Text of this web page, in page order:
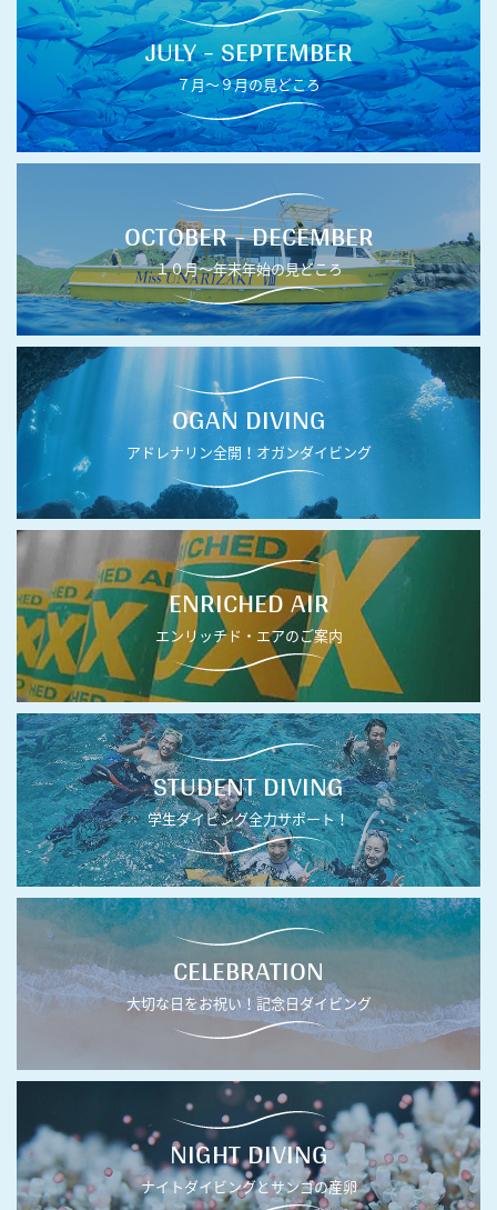
JULY - SEPTEMBER
７月〜９月の見どころ
OCTOBER - DECEMBER
１０月〜年末年始の見どころ
OGAN DIVING
アドレナリン全開！オガンダイビング
ENRICHED AIR
エンリッチド・エアのご案内
STUDENT DIVING
学生ダイビング全力サポート！
CELEBRATION
大切な日をお祝い！記念日ダイビング
NIGHT DIVING
ナイトダイビングとサンゴの産卵